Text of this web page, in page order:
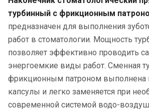
турбинный с фрикционным
предназначен для выполнения
работ в стоматологии. Мощность
позволяет эффективно проводить
энергоемкие виды работ. Сменная
фрикционным патроном выполнена
капсулы и легко заменяется при
современной системой водо-